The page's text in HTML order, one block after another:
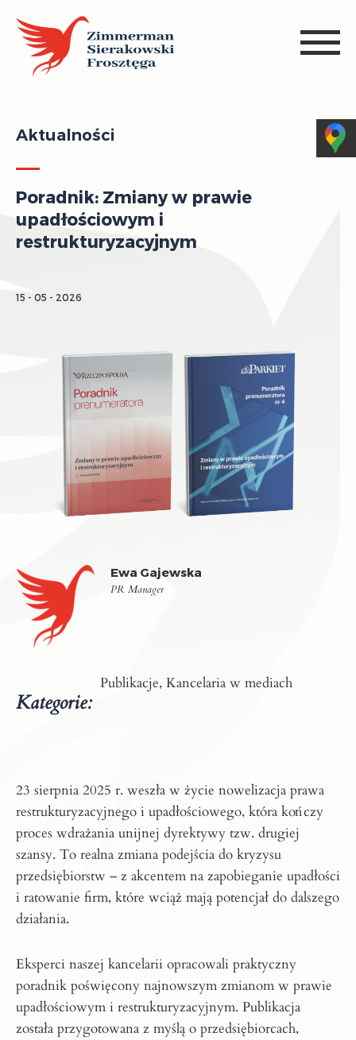
Aktualności
Poradnik: Zmiany w prawie
upadłościowym i
restrukturyzacyjnym
15 - 05 - 2026
Ewa Gajewska
PR Manager
Kategorie:
Publikacje, Kancelaria w mediach
23 sierpnia 2025 r. weszła w życie nowelizacja prawa
restrukturyzacyjnego i upadłościowego, która kończy
proces wdrażania unijnej dyrektywy tzw. drugiej
szansy. To realna zmiana podejścia do kryzysu
przedsiębiorstw – z akcentem na zapobieganie upadłości
i ratowanie firm, które wciąż mają potencjał do dalszego
działania.
Eksperci naszej kancelarii opracowali praktyczny
poradnik poświęcony najnowszym zmianom w prawie
upadłościowym i restrukturyzacyjnym. Publikacja
została przygotowana z myślą o przedsiębiorcach,